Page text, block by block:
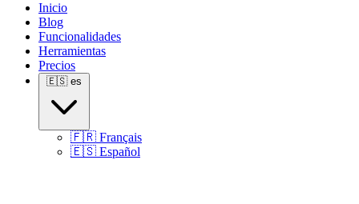
Inicio
Blog
Funcionalidades
Herramientas
Precios
🇪🇸 es
🇫🇷 Français
🇪🇸 Español